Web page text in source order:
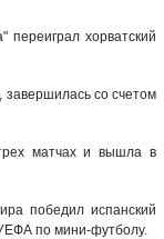
переиграл хорватский
завершилась со счетом
матчах и вышла в
победил испанский
по мини-футболу.